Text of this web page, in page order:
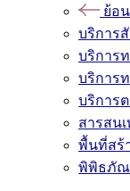
ย้อ
บริการ
บริการ
บริการ
บริการ
สารสน
พื้นที่สร้
พิพิธภั